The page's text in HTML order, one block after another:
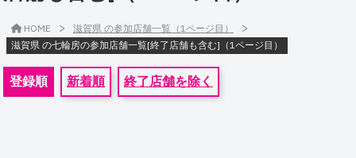
HOME > 滋賀県 の参加店舗一覧（1ページ目） >
滋賀県 の七輪房の参加店舗一覧[終了店舗も含む]（1ページ目）
登録順 新着順 終了店舗を除く